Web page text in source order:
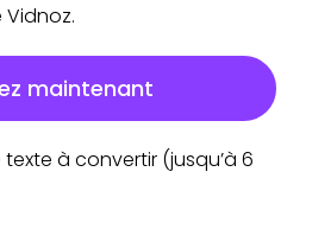
Vidnoz.
maintenant
texte à convertir (jusqu’à 6